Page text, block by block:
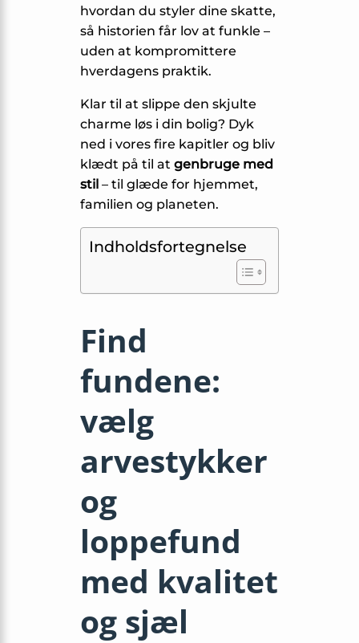
hvordan du styler dine skatte,
så historien får lov at funkle –
uden at kompromittere
hverdagens praktik.
Klar til at slippe den skjulte
charme løs i din bolig? Dyk
ned i vores fire kapitler og bliv
klædt på til at genbruge med
stil – til glæde for hjemmet,
familien og planeten.
Indholdsfortegnelse
Find
fundene:
vælg
arvestykker
og
loppefund
med kvalitet
og sjæl